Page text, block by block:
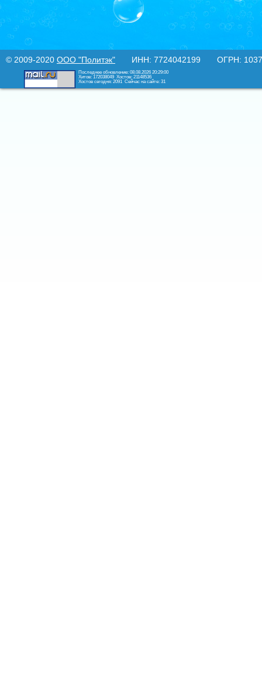
© 2009-2020 ООО "Политэк" ИНН: 7724042199 ОГРН:
Последнее обновление: 08.08.2026 20:29:00
Хитов: 172038049 Хостов: 21148536
Хостов сегодня: 2091 Сейчас на сайте: 31